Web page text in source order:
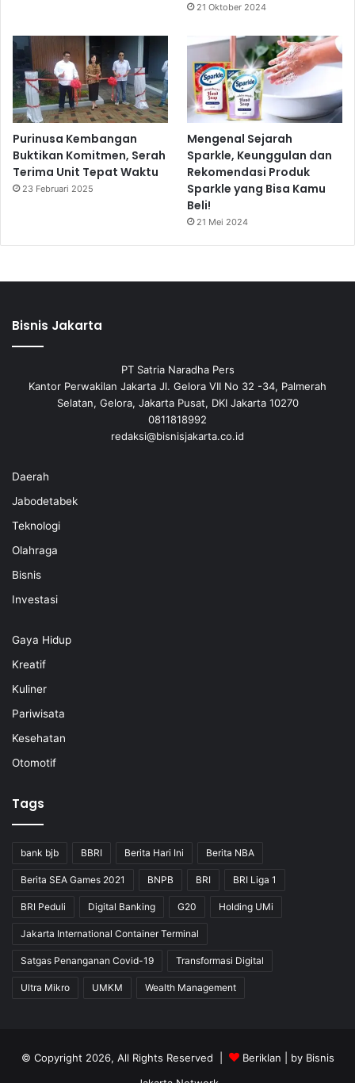
21 Oktober 2024
Purinusa Kembangan
Buktikan Komitmen, Serah
Terima Unit Tepat Waktu
23 Februari 2025
Mengenal Sejarah
Sparkle, Keunggulan dan
Rekomendasi Produk
Sparkle yang Bisa Kamu
Beli!
21 Mei 2024
Bisnis Jakarta
PT Satria Naradha Pers
Kantor Perwakilan Jakarta Jl. Gelora VII No 32 -34, Palmerah
Selatan, Gelora, Jakarta Pusat, DKI Jakarta 10270
0811818992
redaksi@bisnisjakarta.co.id
Daerah
Jabodetabek
Teknologi
Olahraga
Bisnis
Investasi
Gaya Hidup
Kreatif
Kuliner
Pariwisata
Kesehatan
Otomotif
Tags
bank bjb BBRI Berita Hari Ini Berita NBA
Berita SEA Games 2021 BNPB BRI BRI Liga 1
BRI Peduli Digital Banking G20 Holding UMi
Jakarta International Container Terminal
Satgas Penanganan Covid-19 Transformasi Digital
Ultra Mikro UMKM Wealth Management
© Copyright 2026, All Rights Reserved | Beriklan | by Bisnis